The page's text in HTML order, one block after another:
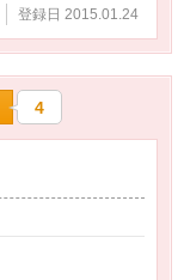
登録日 2015.01.24
4